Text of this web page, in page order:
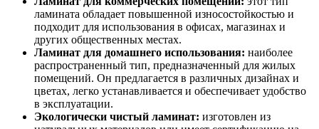
ламината обладает повышенной износостойкостью и
подходит для использования в офисах, магазинах и
других общественных местах.
Ламинат для домашнего использования: наиболее
распространенный тип, предназначенный для жилых
помещений. Он предлагается в различных дизайнах и
цветах, легко устанавливается и обеспечивает удобство
в эксплуатации.
Экологически чистый ламинат: изготовлен из